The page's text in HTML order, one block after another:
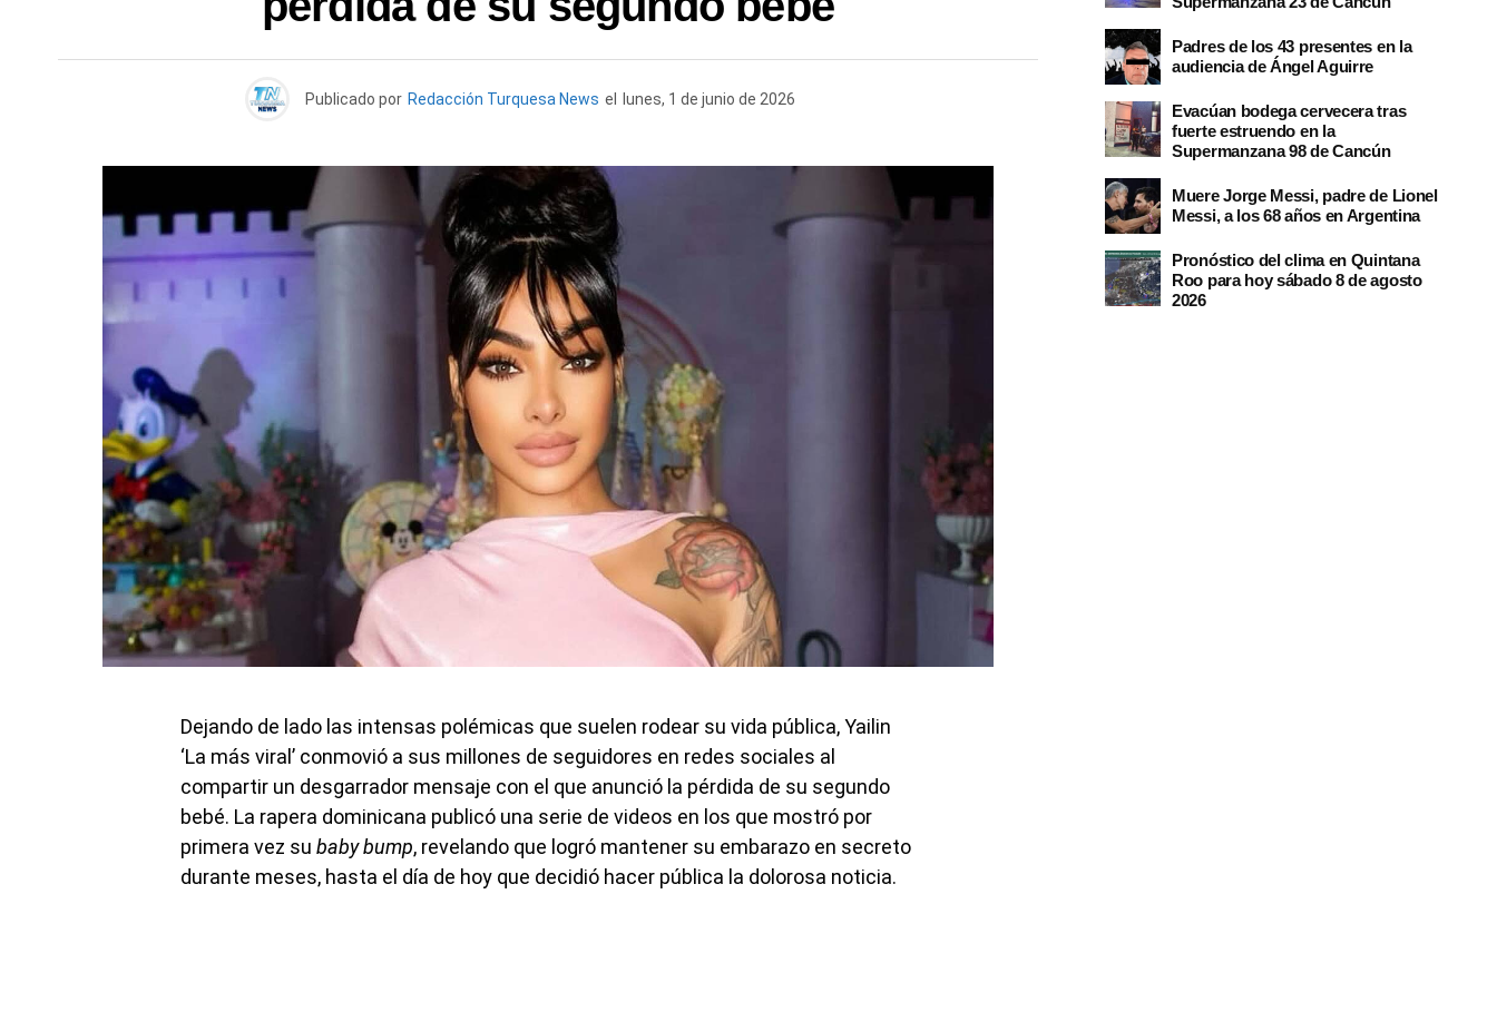
Publicado por Redacción Turquesa News el lunes, 1 de junio de 2026
Dejando de lado las intensas polémicas que suelen rodear su vida pública, Yailin
‘La más viral’ conmovió a sus millones de seguidores en redes sociales al
compartir un desgarrador mensaje con el que anunció la pérdida de su segundo
bebé. La rapera dominicana publicó una serie de videos en los que mostró por
primera vez su baby bump, revelando que logró mantener su embarazo en secreto
durante meses, hasta el día de hoy que decidió hacer pública la dolorosa noticia.
Padres de los 43 presentes en la
audiencia de Ángel Aguirre
Evacúan bodega cervecera tras
fuerte estruendo en la
Supermanzana 98 de Cancún
Muere Jorge Messi, padre de Lionel
Messi, a los 68 años en Argentina
Pronóstico del clima en Quintana
Roo para hoy sábado 8 de agosto
2026